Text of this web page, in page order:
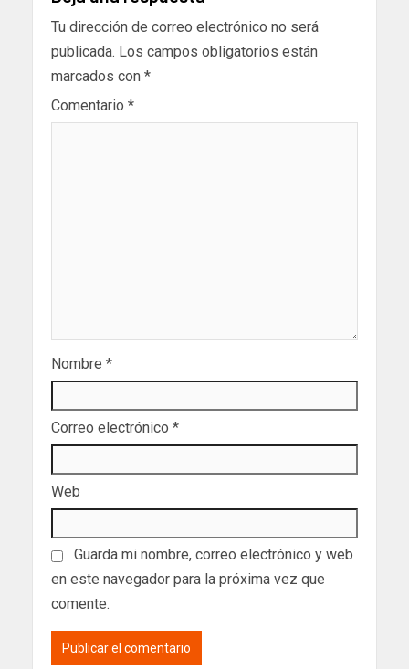
Tu dirección de correo electrónico no será
publicada. Los campos obligatorios están
marcados con *
Comentario *
Nombre *
Correo electrónico *
Web
Guarda mi nombre, correo electrónico y web
en este navegador para la próxima vez que
comente.